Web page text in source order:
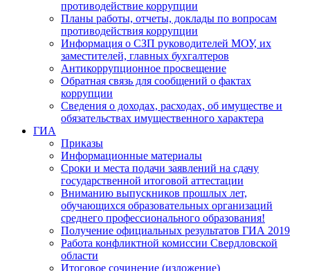
противодействие коррупции
Планы работы, отчеты, доклады по вопросам
противодействия коррупции
Информация о СЗП руководителей МОУ, их
заместителей, главных бухгалтеров
Антикоррупционное просвещение
Обратная связь для сообщений о фактах
коррупции
Сведения о доходах, расходах, об имуществе и
обязательствах имущественного характера
ГИА
Приказы
Информационные материалы
Сроки и места подачи заявлений на сдачу
государственной итоговой аттестации
Вниманию выпускников прошлых лет,
обучающихся образовательных организаций
среднего профессионального образования!
Получение официальных результатов ГИА 2019
Работа конфликтной комиссии Свердловской
области
Итоговое сочинение (изложение)